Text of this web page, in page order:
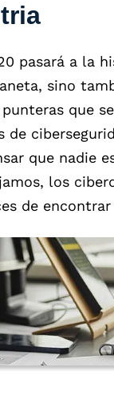
pasará a la
sino
punteras que
de
que nadie
los
de